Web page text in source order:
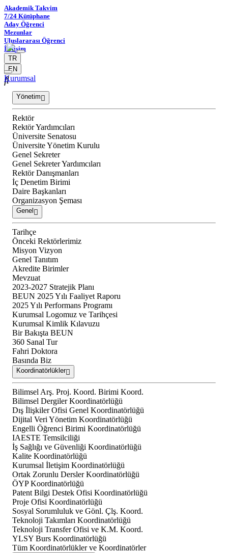
Akademik Takvim
7/24 Kütüphane
Aday Öğrenci
Mezunlar
Uluslararası Öğrenci
İletişim
TR
EN
Kurumsal
Yönetim
Rektör
Rektör Yardımcıları
Üniversite Senatosu
Üniversite Yönetim Kurulu
Genel Sekreter
Genel Sekreter Yardımcıları
Rektör Danışmanları
İç Denetim Birimi
Daire Başkanları
Organizasyon Şeması
Genel
Tarihçe
Önceki Rektörlerimiz
Misyon Vizyon
Genel Tanıtım
Akredite Birimler
Mevzuat
2023-2027 Stratejik Planı
BEUN 2025 Yılı Faaliyet Raporu
2025 Yılı Performans Programı
Kurumsal Logomuz ve Tarihçesi
Kurumsal Kimlik Kılavuzu
Bir Bakışta BEUN
360 Sanal Tur
Fahri Doktora
Basında Biz
Koordinatörlükler
Bilimsel Arş. Proj. Koord. Birimi Koord.
Bilimsel Dergiler Koordinatörlüğü
Dış İlişkiler Ofisi Genel Koordinatörlüğü
Dijital Veri Yönetim Koordinatörlüğü
Engelli Öğrenci Birimi Koordinatörlüğü
IAESTE Temsilciliği
İş Sağlığı ve Güvenliği Koordinatörlüğü
Kalite Koordinatörlüğü
Kurumsal İletişim Koordinatörlüğü
Ortak Zorunlu Dersler Koordinatörlüğü
ÖYP Koordinatörlüğü
Patent Bilgi Destek Ofisi Koordinatörlüğü
Proje Ofisi Koordinatörlüğü
Sosyal Sorumluluk ve Gönl. Çlş. Koord.
Teknoloji Takımları Koordinatörlüğü
Teknoloji Transfer Ofisi ve K.M. Koord.
YLSY Burs Koordinatörlüğü
Tüm Koordinatörlükler ve Koordinatörler